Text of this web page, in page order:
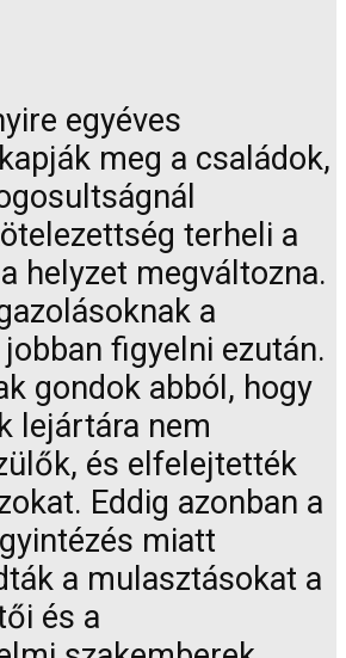
egyéves
meg a családok,
terheli a
helyzet megváltozna.
a
figyelni ezután.
gondok abból, hogy
lejártára nem
és elfelejtették
Eddig azonban a
miatt
a mulasztásokat a
és a